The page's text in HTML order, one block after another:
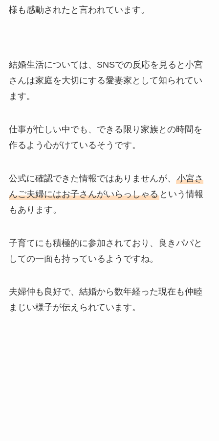
様も感動されたと言われています。
結婚生活については、SNSでの反応を見ると小宮
さんは家庭を大切にする愛妻家として知られてい
ます。
仕事が忙しい中でも、できる限り家族との時間を
作るよう心がけているそうです。
公式に確認できた情報ではありませんが、 小宮さ
んご夫婦にはお子さんがいらっしゃるという情報
もあります。
子育てにも積極的に参加されており、良きパパと
しての一面も持っているようですね。
夫婦仲も良好で、結婚から数年経った現在も仲睦
まじい様子が伝えられています。